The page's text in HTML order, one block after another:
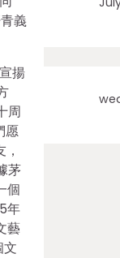
義
揚
周
愿
茅
個
年
藝
文